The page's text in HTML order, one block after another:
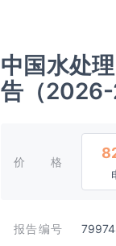
中国水处
告（2026-
价格
报告编号